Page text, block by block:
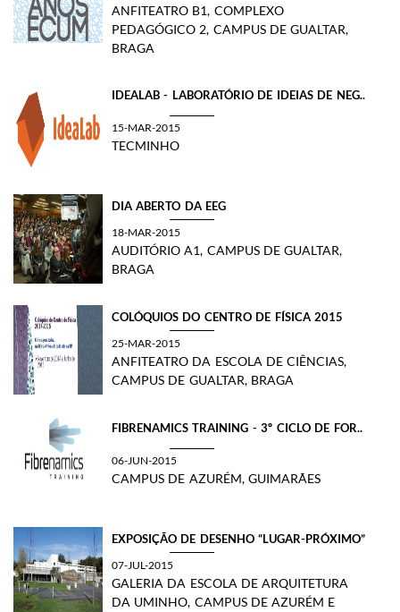
ANFITEATRO B1, COMPLEXO
PEDAGÓGICO 2, CAMPUS DE GUALTAR,
BRAGA
IDEALAB - LABORATÓRIO DE IDEIAS DE NEG..
15-MAR-2015
TECMINHO
DIA ABERTO DA EEG
18-MAR-2015
AUDITÓRIO A1, CAMPUS DE GUALTAR,
BRAGA
COLÓQUIOS DO CENTRO DE FÍSICA 2015
25-MAR-2015
ANFITEATRO DA ESCOLA DE CIÊNCIAS,
CAMPUS DE GUALTAR, BRAGA
FIBRENAMICS TRAINING - 3º CICLO DE FOR..
06-JUN-2015
CAMPUS DE AZURÉM, GUIMARÃES
EXPOSIÇÃO DE DESENHO “LUGAR-PRÓXIMO”
07-JUL-2015
GALERIA DA ESCOLA DE ARQUITETURA
DA UMINHO, CAMPUS DE AZURÉM E